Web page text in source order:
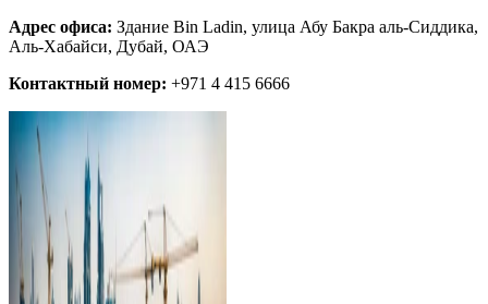
Адрес офиса: Здание Bin Ladin, улица Абу Бакра аль-Сиддика,
Аль-Хабайси, Дубай, ОАЭ
Контактный номер: +971 4 415 6666